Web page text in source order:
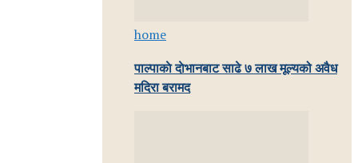
home
पाल्पाकाे दाेभानबाट साढे ७ लाख मूल्यको अवैध
मदिरा बरामद